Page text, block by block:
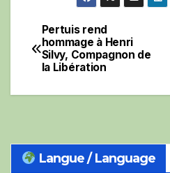
Navigation
de
l’article
Pertuis rend
hommage à Henri
Silvy, Compagnon de
la Libération
Langue / Language